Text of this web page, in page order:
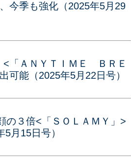
今季も強化（2025年5月29
<「ＡＮＹＴＩＭＥ ＢＲＥ
能（2025年5月22日号）
の３倍<「ＳＯＬＡＭＹ」>
月15日号）